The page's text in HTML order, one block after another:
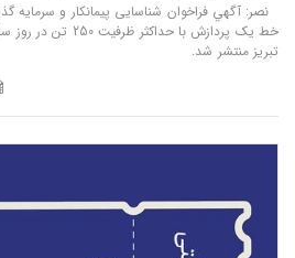
نصر: آگهي فراخوان شناسایی پیمانکار و سرمایه
خط یک پردازش با
تبریز منتشر شد.